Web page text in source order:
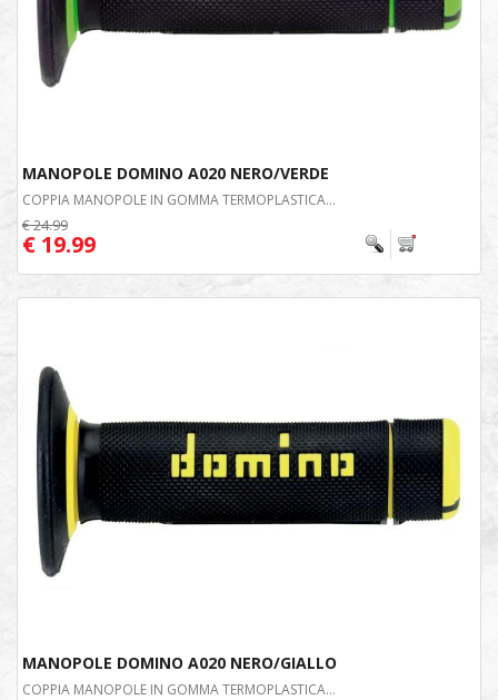
MANOPOLE DOMINO A020 NERO/VERDE
COPPIA MANOPOLE IN GOMMA TERMOPLASTICA...
€ 24.99
€ 19.99
MANOPOLE DOMINO A020 NERO/GIALLO
COPPIA MANOPOLE IN GOMMA TERMOPLASTICA...